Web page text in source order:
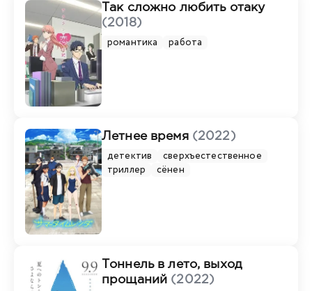
Так сложно любить отаку
(2018)
романтика работа
Летнее время (2022)
детектив
сверхъестественное
триллер
сёнен
Тоннель в лето, выход
прощаний (2022)